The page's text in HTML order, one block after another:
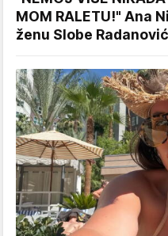
MOM RALETU!" Ana
ženu Slobe